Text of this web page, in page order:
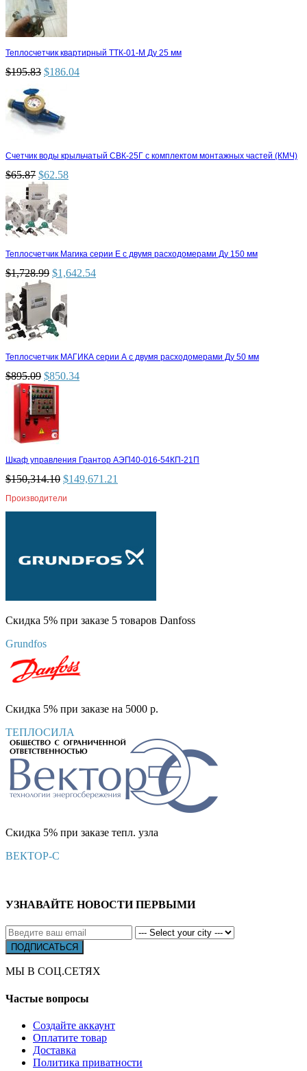
Теплосчетчик квартирный ТТК-01-М Ду 25 мм
$195.83 $186.04
Счетчик воды крыльчатый СВК-25Г с комплектом монтажных частей (КМЧ)
$65.87 $62.58
Теплосчетчик Магика серии Е с двумя расходомерами Ду 150 мм
$1,728.99 $1,642.54
Теплосчетчик МАГИКА серии А с двумя расходомерами Ду 50 мм
$895.09 $850.34
Шкаф управления Грантор АЭП40-016-54КП-21П
$150,314.10 $149,671.21
Производители
Скидка 5% при заказе 5 товаров Danfoss
Grundfos
Скидка 5% при заказе на 5000 р.
ТЕПЛОСИЛА
Скидка 5% при заказе тепл. узла
ВЕКТОР-С
УЗНАВАЙТЕ НОВОСТИ ПЕРВЫМИ
МЫ В СОЦ.СЕТЯХ
Частые вопросы
Создайте аккаунт
Оплатите товар
Доставка
Политика приватности